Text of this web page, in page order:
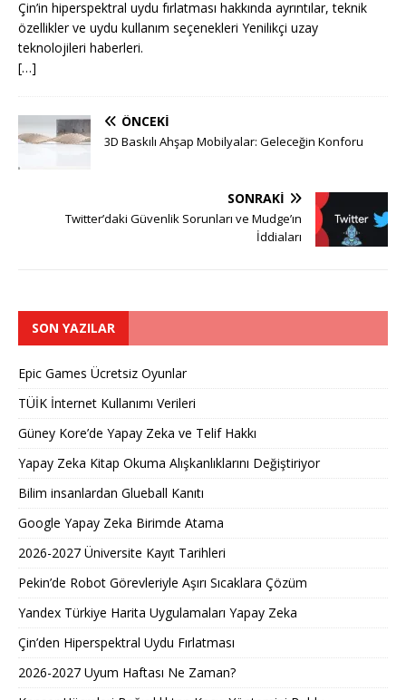
Çin’in hiperspektral uydu fırlatması hakkında ayrıntılar, teknik
özellikler ve uydu kullanım seçenekleri Yenilikçi uzay
teknolojileri haberleri.
[…]
ÖNCEKI
3D Baskılı Ahşap Mobilyalar: Geleceğin Konforu
SONRAKI
Twitter’daki Güvenlik Sorunları ve Mudge’ın
İddiaları
SON YAZILAR
Epic Games Ücretsiz Oyunlar
TÜİK İnternet Kullanımı Verileri
Güney Kore’de Yapay Zeka ve Telif Hakkı
Yapay Zeka Kitap Okuma Alışkanlıklarını Değiştiriyor
Bilim insanlardan Glueball Kanıtı
Google Yapay Zeka Birimde Atama
2026-2027 Üniversite Kayıt Tarihleri ​​
Pekin’de Robot Görevleriyle Aşırı Sıcaklara Çözüm
Yandex Türkiye Harita Uygulamaları Yapay Zeka
Çin’den Hiperspektral Uydu Fırlatması
2026-2027 Uyum Haftası Ne Zaman?